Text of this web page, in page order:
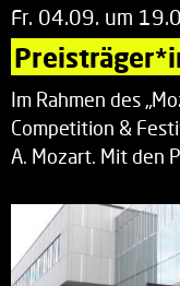
Fr. 04.09. um
Im Rahmen des
Competition &
A. Mozart. Mit den